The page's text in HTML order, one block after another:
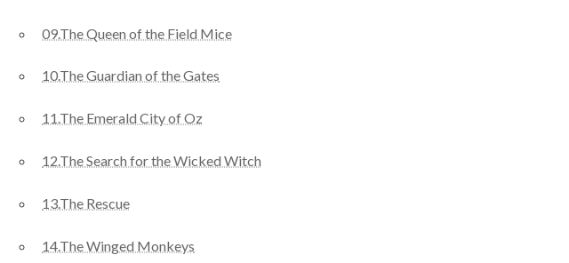
09.The Queen of the Field Mice
10.The Guardian of the Gates
11.The Emerald City of Oz
12.The Search for the Wicked Witch
13.The Rescue
14.The Winged Monkeys